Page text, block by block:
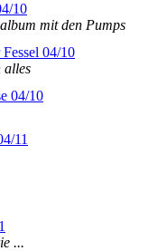
10
mit den Pumps
04/10
alles
04/10
11
...